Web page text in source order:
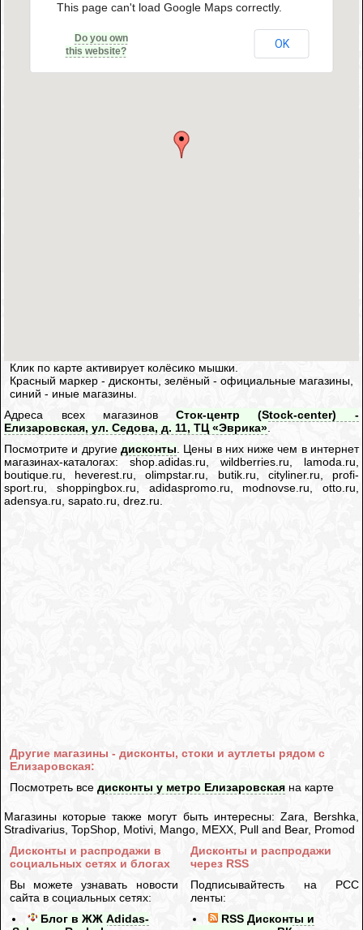
This page can't load Google Maps correctly.
Do you own
this website?
OK
Клик по карте активирует колёсико мышки.
Красный маркер - дисконты, зелёный - официальные магазины,
синий - иные магазины.
Адреса всех магазиновСток-центр (Stock-center) -
Елизаровская, ул. Седова, д. 11, ТЦ «Эврика».
Посмотрите и другие дисконты. Цены в них ниже чем в интернет
магазинах-каталогах: shop.adidas.ru, wildberries.ru, lamoda.ru,
boutique.ru, heverest.ru, olimpstar.ru, butik.ru, cityliner.ru, profi-
sport.ru, shoppingbox.ru, adidaspromo.ru, modnovse.ru, otto.ru,
adensya.ru, sapato.ru, drez.ru.
Другие магазины - дисконты, стоки и аутлеты рядом с
Елизаровская:
Посмотреть вседисконты у метро Елизаровская на карте
Магазины которые также могут быть интересны: Zara, Bershka,
Stradivarius, TopShop, Motivi, Mango, MEXX, Pull and Bear, Promod
Дисконты и распродажи в
социальных сетях и блогах
Вы можете узнавать новости
сайта в социальных сетях:
Блог в ЖЖ Adidas-
Дисконты и распродажи
через RSS
Подписывайтесть на РСС
ленты:
RSS Дисконты и